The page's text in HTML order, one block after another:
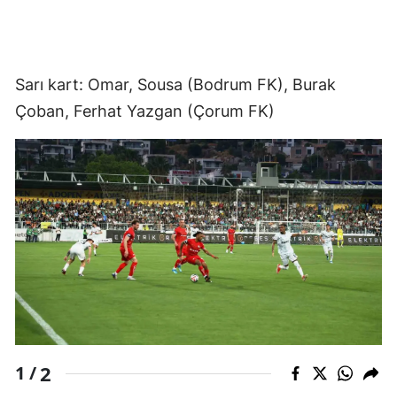
Sarı kart: Omar, Sousa (Bodrum FK), Burak
Çoban, Ferhat Yazgan (Çorum FK)
1 /2